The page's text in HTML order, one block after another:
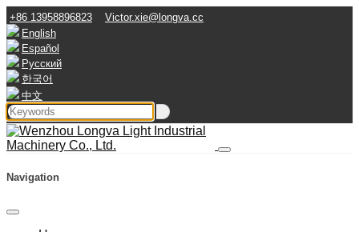
+86 13958896823
Victor.xie@longva.cc
English
Español
Русский
한국어
中文
Navigation